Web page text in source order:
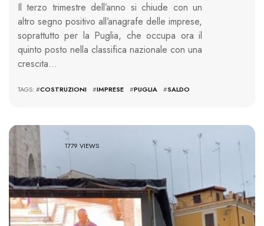
Il terzo trimestre dell’anno si chiude con un
altro segno positivo all’anagrafe delle imprese,
soprattutto per la Puglia, che occupa ora il
quinto posto nella classifica nazionale con una
crescita…
TAGS: #COSTRUZIONI #IMPRESE #PUGLIA #SALDO
1779 VIEWS